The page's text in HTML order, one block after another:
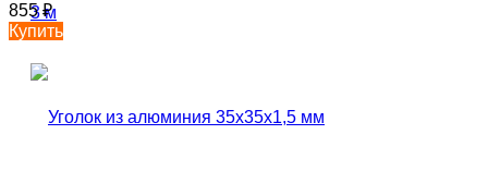
855₽
Купить